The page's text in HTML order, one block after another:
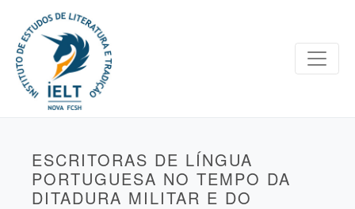
ESCRITORAS DE LÍNGUA
PORTUGUESA NO TEMPO DA
DITADURA MILITAR E DO